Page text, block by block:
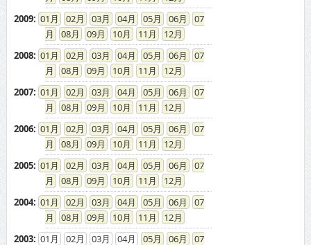
2003
01 02 03 04 05 06
07
08
09 10 11 12
ドカントをご利用する皆様へ
求人広告の説明
免責事項
特商法に基づく表示
プライバシーポリシー